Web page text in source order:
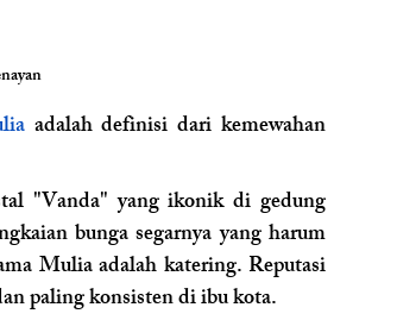
adalah definisi dari kemewahan
"Vanda" yang ikonik di gedung
bunga segarnya yang harum
Mulia adalah katering. Reputasi
paling konsisten di ibu kota.